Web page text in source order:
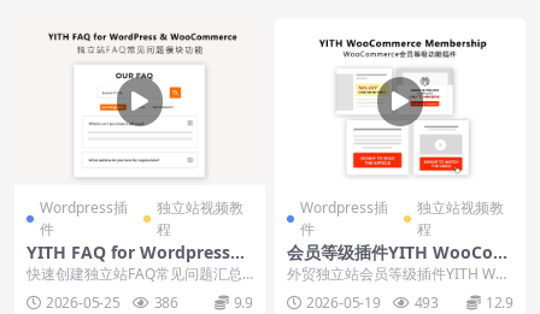
Wordpress插
件
独立站视频教
程
YITH FAQ for Wordpress&
WooCommerce插件下载使
快速创建独立站FAQ常见问题汇总
模块插件YITH FAQ for Wordpre...
2026-05-25 386 9.9
Wordpress插
件
独立站视频教
程
会员等级插件YITH WooCom
merce Membership下载使
外贸独立站会员等级插件YITH Woo
Commerce Membership，支...
2026-05-19 493 12.9